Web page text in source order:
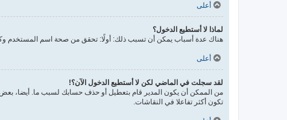
أعلى
لماذا لا أستطيع الدخول؟
هناك عدة أسباب يمكن أن تسبب ذلك: أولًا: تحقق من صحة اسم المستخدم
أعلى
لقد سجلت في الماضي لكن لا أستطيع الدخول الآن؟!
من الممكن أن يكون المدير قام بتعطيل أو حذف حسابك لسبب ما. أيضا، بعض
تكون أكثر تفاعلا في النقاشات.